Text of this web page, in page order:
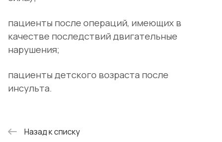
пациенты после операций, имеющих в
качестве последствий двигательные
нарушения;
пациенты детского возраста после
инсульта.
Назад к списку